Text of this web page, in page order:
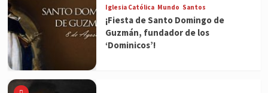
Iglesia Católica Mundo Santos
¡Fiesta de Santo Domingo de
Guzmán, fundador de los
‘Dominicos’!